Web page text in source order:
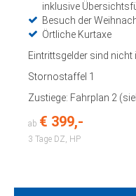
inklusive
Besuch der
Örtliche Kurtaxe
Eintrittsgelder sind nicht
Stornostaffel 1
Zustiege: Fahrplan 2
ab € 399,-
3 Tage DZ, HP